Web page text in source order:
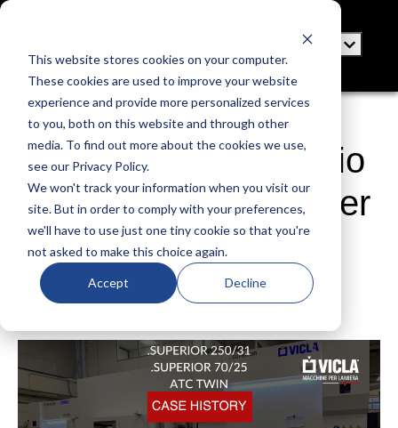
This website stores cookies on your computer.
These cookies are used to improve your website
experience and provide more personalized services
to you, both on this website and through other
media. To find out more about the cookies we use,
see our Privacy Policy.
We won't track your information when you visit our
site. But in order to comply with your preferences,
we'll have to use just one tiny cookie so that you're
not asked to make this choice again.
Accept Decline
Piegatrice con cambio
utensili automatico per
terzisti
Pubblicato da
VICLA
3 feb 2021